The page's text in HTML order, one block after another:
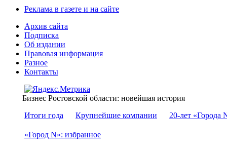
Реклама в газете и на сайте
Архив сайта
Подписка
Об издании
Правовая информация
Разное
Контакты
Бизнес Ростовской области: новейшая история
Итоги года
Крупнейшие компании 20-лет «Города
«Город N»: избранное